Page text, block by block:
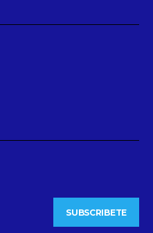
SUBSCRIBETE